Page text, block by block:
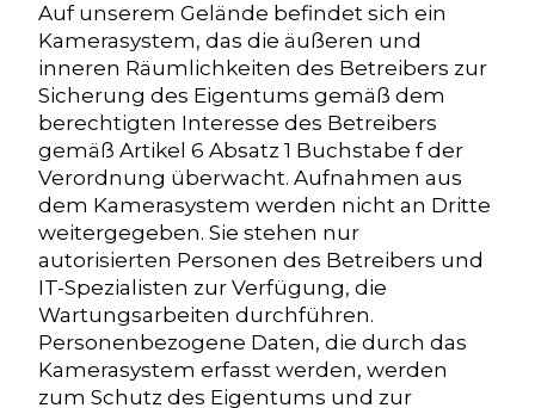
Auf unserem Gelände befindet sich ein
Kamerasystem, das die äußeren und
inneren Räumlichkeiten des Betreibers zur
Sicherung des Eigentums gemäß dem
berechtigten Interesse des Betreibers
gemäß Artikel 6 Absatz 1 Buchstabe f der
Verordnung überwacht. Aufnahmen aus
dem Kamerasystem werden nicht an Dritte
weitergegeben. Sie stehen nur
autorisierten Personen des Betreibers und
IT-Spezialisten zur Verfügung, die
Wartungsarbeiten durchführen.
Personenbezogene Daten, die durch das
Kamerasystem erfasst werden, werden
zum Schutz des Eigentums und zur